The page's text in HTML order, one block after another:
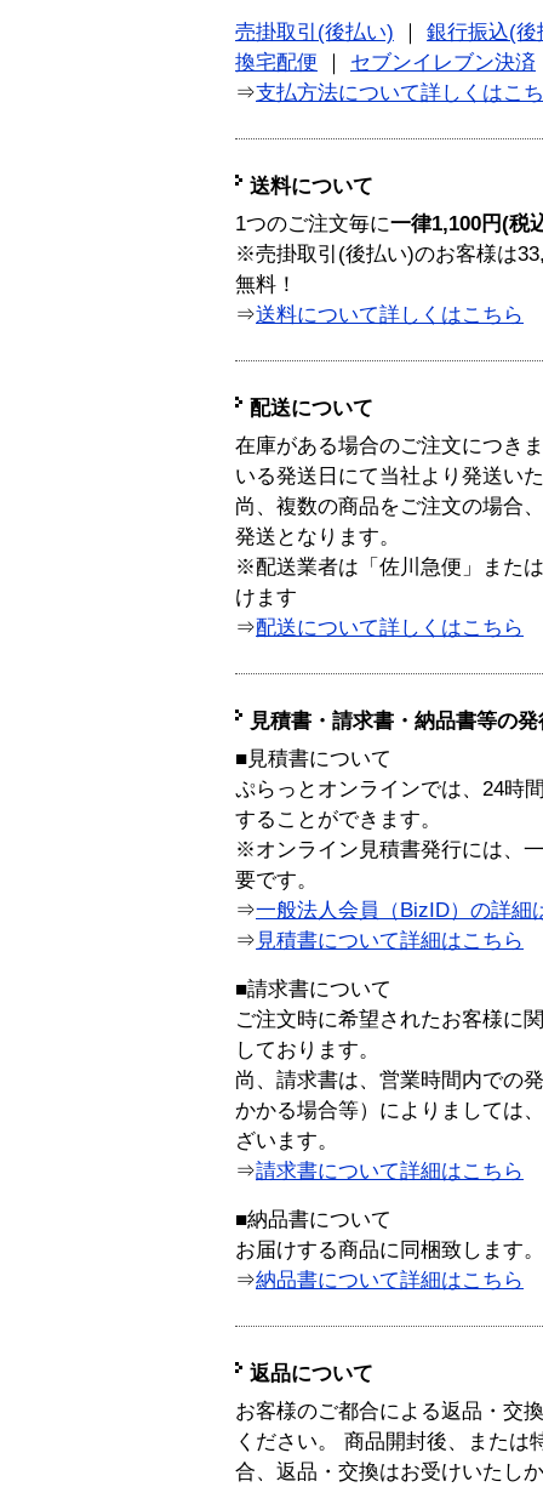
売掛取引(後払い)
銀行振込(後
換宅配便
セブンイレブン決済
⇒支払方法について詳しくはこ
送料について
1つのご注文毎に一律1,100円(税
※売掛取引(後払い)のお客様は
無料！
⇒送料について詳しくはこちら
配送について
在庫がある場合のご注文につき
いる発送日にて当社より発送い
尚、複数の商品をご注文の場合
発送となります。
※配送業者は「佐川急便」また
けます
⇒配送について詳しくはこちら
見積書・請求書・納品書等の
■見積書について
ぷらっとオンラインでは、24時
することができます。
※オンライン見積書発行には、
要です。
⇒一般法人会員（BizID）の詳細
⇒ 見積書について詳細はこちら
■請求書について
ご注文時に希望されたお客様に
しております。
尚、請求書は、営業時間内での
かかる場合等）によりましては
ざいます。
⇒請求書について詳細はこちら
■納品書について
お届けする商品に同梱致します。
⇒納品書について詳細はこちら
返品について
お客様のご都合による返品・交
ください。 商品開封後、または
合、返品・交換はお受けいたし